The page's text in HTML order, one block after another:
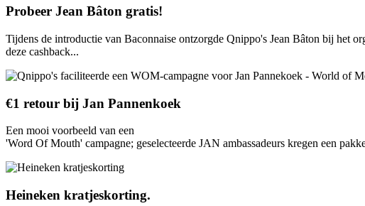
Probeer Jean Bâton gratis!
Tijdens de introductie van Baconnaise ontzorgde Qnippo's Jean Bâton bij het
deze cashback...
€1 retour bij Jan Pannenkoek
Een mooi voorbeeld van een
'Word Of Mouth' campagne; geselecteerde JAN ambassadeurs kregen een
Heineken kratjeskorting.